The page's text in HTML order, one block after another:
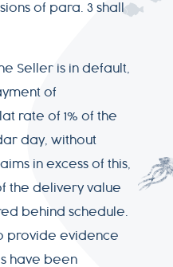
of para. 3 shall
Seller is in default,
of
rate of 1% of the
day, without
in excess of this,
the delivery value
behind schedule.
provide evidence
have been